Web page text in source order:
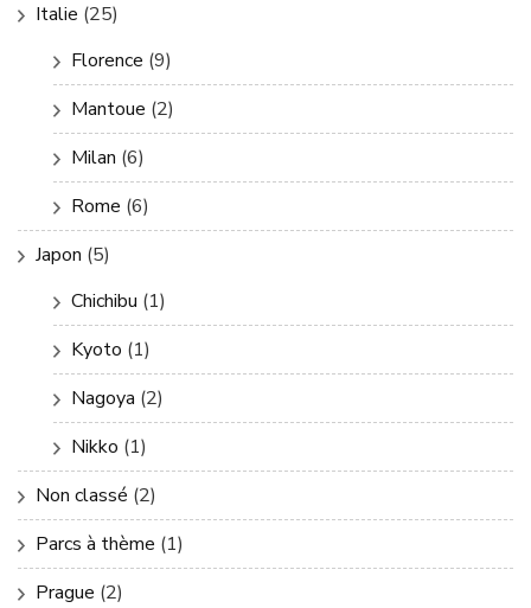
Italie (25)
Florence (9)
Mantoue (2)
Milan (6)
Rome (6)
Japon (5)
Chichibu (1)
Kyoto (1)
Nagoya (2)
Nikko (1)
Non classé (2)
Parcs à thème (1)
Prague (2)